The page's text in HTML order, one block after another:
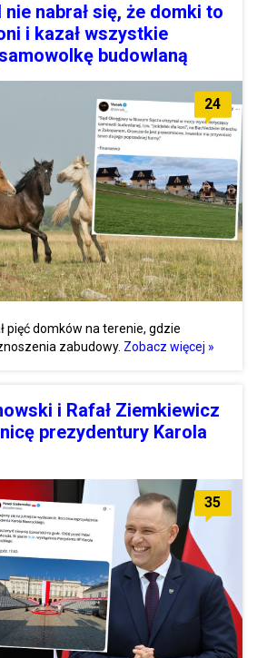
nabrał się, że domki to
i kazał wszystkie
budowlaną
24
pięć domków na terenie, gdzie
zabudowy. Zobacz więcej »
i Rafał Ziemkiewicz
prezydentury Karola
35